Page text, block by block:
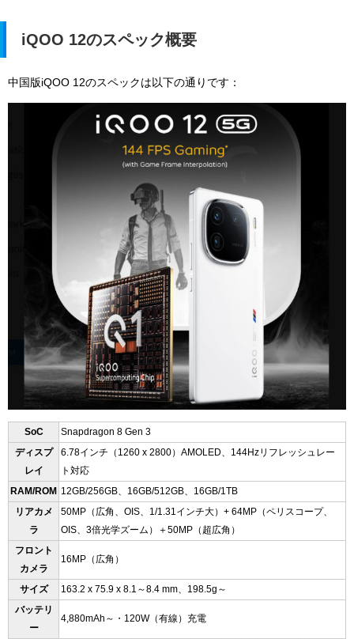
iQOO 12のスペック概要
中国版iQOO 12のスペックは以下の通りです：
SoC
Snapdragon 8 Gen 3
ディスプ
レイ
6.78インチ（ 1260 x 2800）AMOLED、144Hzリフレッシュレー
ト対応
RAM/ROM 12GB/256GB、16GB/512GB、16GB/1TB
リアカメ
ラ
50MP（広角、OIS、1/1.31インチ大）+ 64MP（ペリスコープ、
OIS、3倍光学ズーム）＋50MP（超広角）
フロント
カメラ
16MP（広角）
サイズ
163.2 x 75.9 x 8.1～8.4 mm、198.5g～
バッテリ
ー
4,880mAh～・120W（有線）充電